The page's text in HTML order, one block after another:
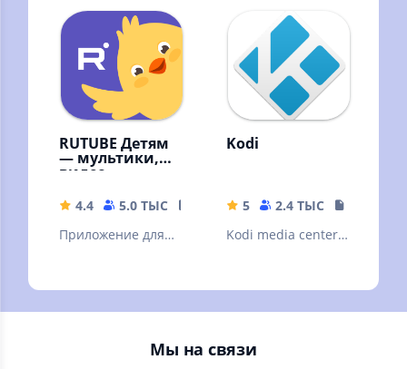
количество
фотофильтров и
эффектов
RUTUBE Детям
— мультики,
видео
4.4 5.0 ТЫС
25.04 MB
Приложение для
мультфильмами,
шоу блогеров и
Kodi
5 2.4 ТЫС
Kodi media center,
platform
entertainment hub
Мы на связи